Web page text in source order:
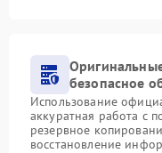
безопасное
Использование
аккуратная работа с
резервное
восстановление